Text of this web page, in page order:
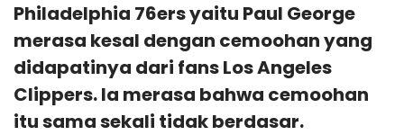
Philadelphia 76ers yaitu Paul George
merasa kesal dengan cemoohan yang
didapatinya dari fans Los Angeles
Clippers. Ia merasa bahwa cemoohan
itu sama sekali tidak berdasar.